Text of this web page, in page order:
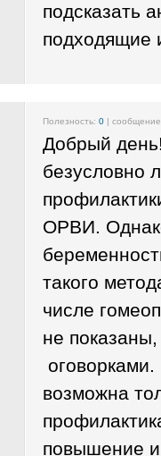
подсказать
подходящие
Полезность: 0 |
Добрый
безусловно
ОРВИ.
такого
числе
не
возможна
повышение